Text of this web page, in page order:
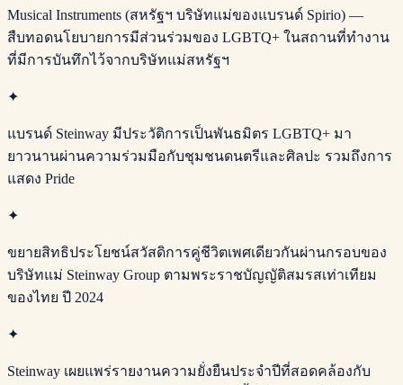
Musical Instruments (สหรัฐฯ บริษัทแม่ของแบรนด์ Spirio) —
สืบทอดนโยบายการมีส่วนร่วมของ LGBTQ+ ในสถานที่ทำงาน
ที่มีการบันทึกไว้จากบริษัทแม่สหรัฐฯ
✦
แบรนด์ Steinway มีประวัติการเป็นพันธมิตร LGBTQ+ มา
ยาวนานผ่านความร่วมมือกับชุมชนดนตรีและศิลปะ รวมถึงการ
แสดง Pride
✦
ขยายสิทธิประโยชน์สวัสดิการคู่ชีวิตเพศเดียวกันผ่านกรอบของ
บริษัทแม่ Steinway Group ตามพระราชบัญญัติสมรสเท่าเทียม
ของไทย ปี 2024
✦
Steinway เผยแพร่รายงานความยั่งยืนประจำปีที่สอดคล้องกับ